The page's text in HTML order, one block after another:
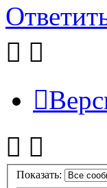
Показать: